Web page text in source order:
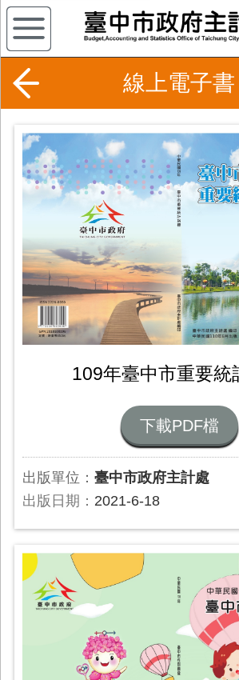
線上電子書
109年臺中市重要統
下載PDF檔
出版單位： 臺中市政府主計處
出版日期： 2021-6-18